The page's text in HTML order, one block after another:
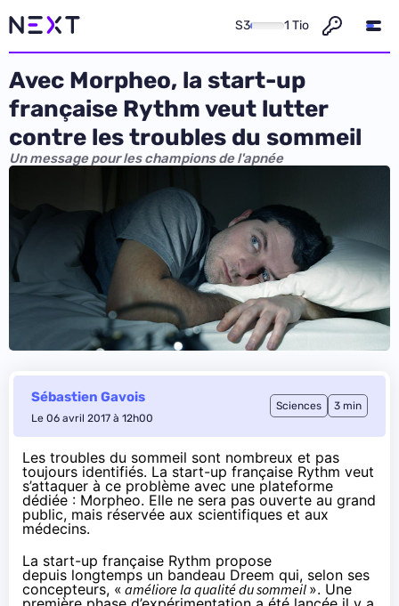
S3 1 Tio
Avec Morpheo, la start-up
française Rythm veut lutter
contre les troubles du sommeil
Un message pour les champions de l'apnée
Sébastien Gavois
Le 06 avril 2017 à 12h00
Sciences 3 min
Les troubles du sommeil sont nombreux et pas
toujours identifiés. La start-up française Rythm veut
s’attaquer à ce problème avec une plateforme
dédiée : Morpheo. Elle ne sera pas ouverte au grand
public, mais réservée aux scientifiques et aux
médecins.
La start-up française Rythm propose
depuis longtemps un bandeau Dreem qui, selon ses
concepteurs, « améliore la qualité du sommeil ». Une